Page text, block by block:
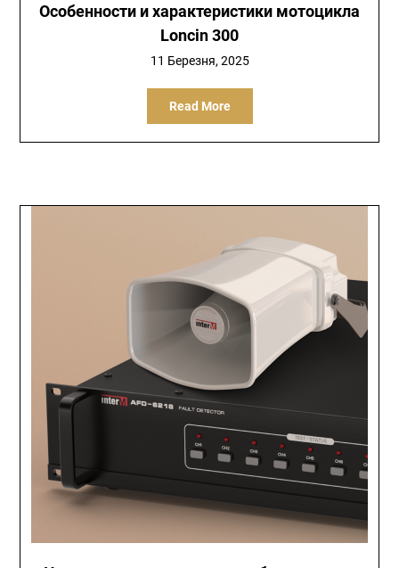
Особенности и характеристики мотоцикла
Loncin 300
11 Березня, 2025
Read More